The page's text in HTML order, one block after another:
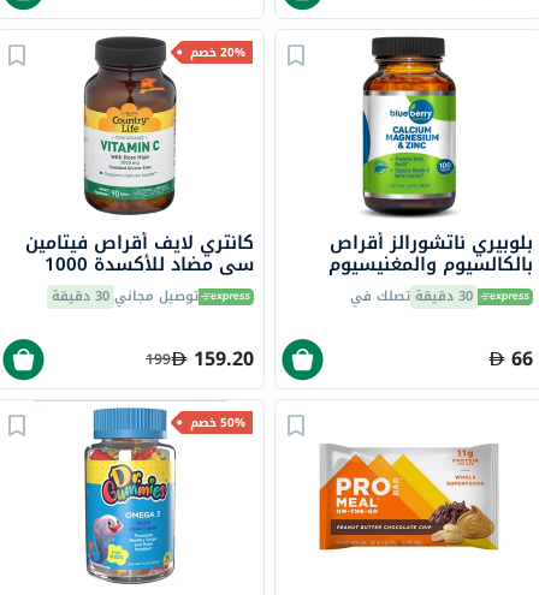
بلوبيري ناتشورالز أقراص
بالكالسيوم والمغنيسيوم
والزنك، 100 قطعة30 دقيقة تصلك في
66
20% خصم
كانتري لايف أقراص فيتامين
سي مضاد للأكسدة 1000
ملجم مع ثمر الورد لدعم
المناعة، حزمة من 90
توصيل مجاني30 دقيقة
159.20
199
50% خصم